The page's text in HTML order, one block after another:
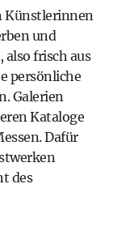
Künstlerinnen
und
frisch aus
persönliche
Galerien
Kataloge
Dafür
des